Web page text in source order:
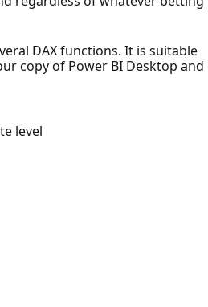
DAX functions. It is suitable
copy of Power BI Desktop and
level